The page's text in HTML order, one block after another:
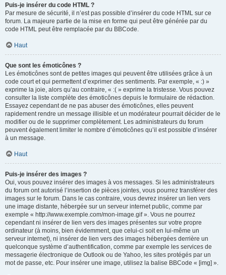
Puis-je insérer du code HTML ?
Par mesure de sécurité, il n’est pas possible d’insérer du code HTML sur ce
forum. La majeure partie de la mise en forme qui peut être générée par du
code HTML peut être remplacée par du BBCode.
Haut
Que sont les émoticônes ?
Les émoticônes sont de petites images qui peuvent être utilisées grâce à un
code court et qui permettent d’exprimer des sentiments. Par exemple, « :) »
exprime la joie, alors qu’au contraire, « :( » exprime la tristesse. Vous pouvez
consulter la liste complète des émoticônes depuis le formulaire de rédaction.
Essayez cependant de ne pas abuser des émoticônes, elles peuvent
rapidement rendre un message illisible et un modérateur pourrait décider de le
modifier ou de le supprimer complètement. Les administrateurs du forum
peuvent également limiter le nombre d’émoticônes qu’il est possible d’insérer
à un message.
Haut
Puis-je insérer des images ?
Oui, vous pouvez insérer des images à vos messages. Si les administrateurs
du forum ont autorisé l’insertion de pièces jointes, vous pourrez transférer des
images sur le forum. Dans le cas contraire, vous devrez insérer un lien vers
une image distante, hébergée sur un serveur internet public, comme par
exemple « http://www.exemple.com/mon-image.gif ». Vous ne pourrez
cependant ni insérer de lien vers des images présentes sur votre propre
ordinateur (à moins, bien évidemment, que celui-ci soit en lui-même un
serveur internet), ni insérer de lien vers des images hébergées derrière un
quelconque système d’authentification, comme par exemple les services de
messagerie électronique de Outlook ou de Yahoo, les sites protégés par un
mot de passe, etc. Pour insérer une image, utilisez la balise BBCode « [img] ».